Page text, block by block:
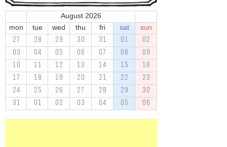
August 2026
mon
tue wed thu fri sat sun
27 28 29 30 31 01
02
03
04 05 06 07 08
09
10
11 12 13 14 15
16
17
18 19 20 21 22
23
24
25 26 27 28 29
30
31
01 02 03 04 05 06